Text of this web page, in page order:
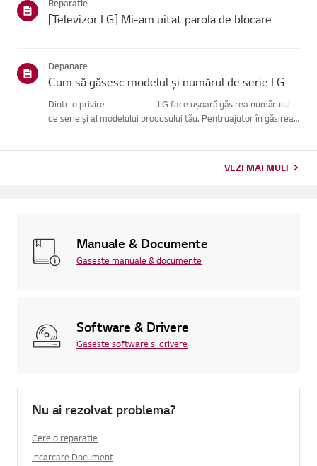
Reparatie
[Televizor LG] Mi-am uitat parola de blocare
Depanare
Cum să găsesc modelul și numărul de serie LG
Dintr-o privire---------------LG face ușoară găsirea numărului
de serie și al modelului produsului tău. Pentruajutor în găsirea
VEZI MAI MULT
Manuale & Documente
Gaseste manuale & documente
Software & Drivere
Gaseste software si drivere
Nu ai rezolvat problema?
Cere o reparatie
Incarcare Document